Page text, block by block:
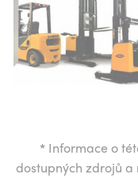
* Informace o
dostupných zdrojů